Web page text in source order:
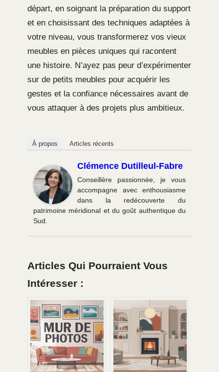
départ, en soignant la préparation du support
et en choisissant des techniques adaptées à
votre niveau, vous transformerez vos vieux
meubles en pièces uniques qui racontent
une histoire. N’ayez pas peur d’expérimenter
sur de petits meubles pour acquérir les
gestes et la confiance nécessaires avant de
vous attaquer à des projets plus ambitieux.
À propos Articles récents
Clémence Dutilleul-Fabre
Conseillère passionnée, je vous
accompagne avec enthousiasme
dans la redécouverte du
patrimoine méridional et du goût authentique du
Sud.
Articles Qui Pourraient Vous
Intéresser :